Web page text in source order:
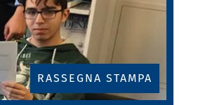
RASSEGNA STAMPA